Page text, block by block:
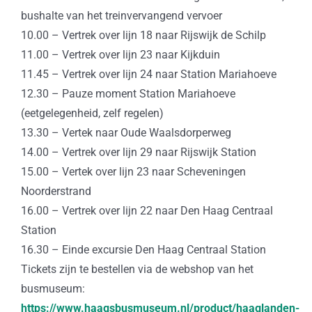
bushalte van het treinvervangend vervoer
10.00 – Vertrek over lijn 18 naar Rijswijk de Schilp
11.00 – Vertrek over lijn 23 naar Kijkduin
11.45 – Vertrek over lijn 24 naar Station Mariahoeve
12.30 – Pauze moment Station Mariahoeve
(eetgelegenheid, zelf regelen)
13.30 – Vertek naar Oude Waalsdorperweg
14.00 – Vertrek over lijn 29 naar Rijswijk Station
15.00 – Vertek over lijn 23 naar Scheveningen
Noorderstrand
16.00 – Vertrek over lijn 22 naar Den Haag Centraal
Station
16.30 – Einde excursie Den Haag Centraal Station
Tickets zijn te bestellen via de webshop van het
busmuseum:
https://www.haagsbusmuseum.nl/product/haaglanden-